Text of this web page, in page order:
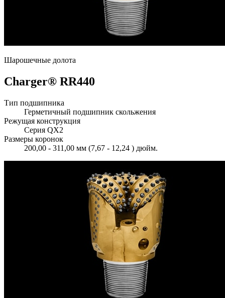
Шарошечные долота
Charger® RR440
Тип подшипника
Герметичный подшипник скольжения
Режущая конструкция
Серия QX2
Размеры коронок
200,00 - 311,00 мм (7,67 - 12,24 ) дюйм.